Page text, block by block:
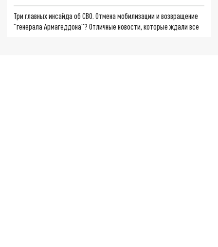
Три главных инсайда об СВО. Отмена мобилизации и возвращение
"генерала Армагеддона"? Отличные новости, которые ждали все